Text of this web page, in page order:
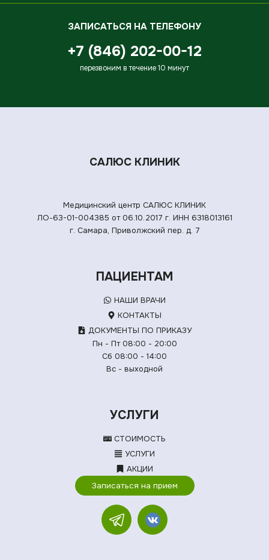
ЗАПИСАТЬСЯ НА ТЕЛЕФОНУ
+7 (846) 202-00-12
перезвоним в течение 10 минут
САЛЮС КЛИНИК
Медицинский центр САЛЮС КЛИНИК
ЛО-63-01-004385 от 06.10.2017 г. ИНН 6318013161
г. Самара, Приволжский пер. д. 7
ПАЦИЕНТАМ
НАШИ ВРАЧИ
КОНТАКТЫ
ДОКУМЕНТЫ ПО ПРИКАЗУ
Пн - Пт 08:00 - 20:00
Сб 08:00 - 14:00
Вс - выходной
УСЛУГИ
СТОИМОСТЬ
УСЛУГИ
АКЦИИ
Записаться на прием